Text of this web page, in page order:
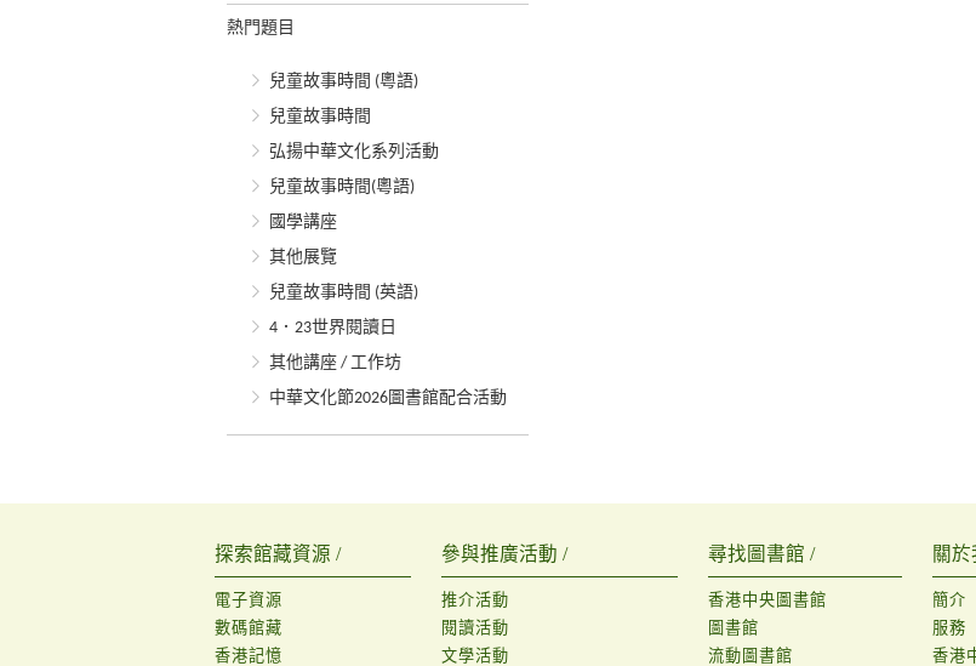
熱門題目
兒童故事時間 (粵語)
兒童故事時間
弘揚中華文化系列活動
兒童故事時間(粵語)
國學講座
其他展覽
兒童故事時間 (英語)
4．23世界閱讀日
其他講座 / 工作坊
中華文化節2026圖書館配合活動
探索館藏資源 /
電子資源
數碼館藏
香港記憶
參與推廣活動 /
推介活動
閱讀活動
文學活動
尋找圖書館 /
香港中央圖書館
圖書館
流動圖書館
關於
簡介
服務
香港